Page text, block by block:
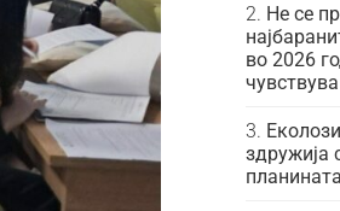
Не се
во 2026
здружија